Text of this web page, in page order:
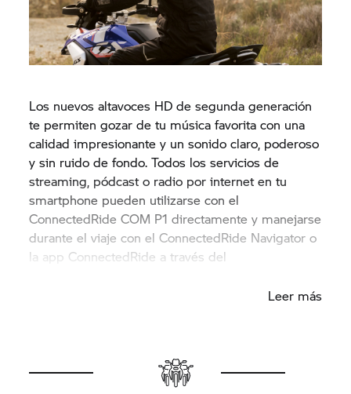
Los nuevos altavoces HD de segunda generación
te permiten gozar de tu música favorita con una
calidad impresionante y un sonido claro, poderoso
y sin ruido de fondo. Todos los servicios de
streaming, pódcast o radio por internet en tu
smartphone pueden utilizarse con el
ConnectedRide COM P1 directamente y manejarse
durante el viaje con el ConnectedRide Navigator o
la app ConnectedRide a través del
Leer más